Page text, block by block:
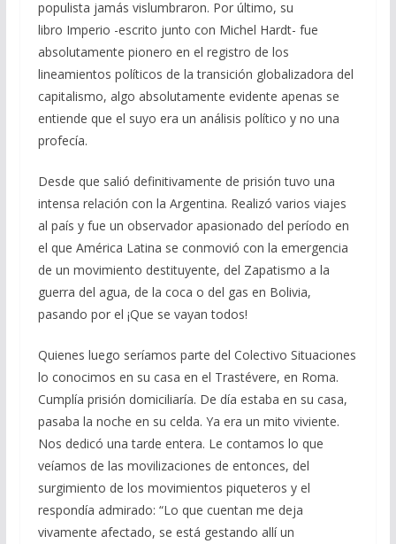
populista jamás vislumbraron. Por último, su
libro Imperio -escrito junto con Michel Hardt- fue
absolutamente pionero en el registro de los
lineamientos políticos de la transición globalizadora del
capitalismo, algo absolutamente evidente apenas se
entiende que el suyo era un análisis político y no una
profecía.
Desde que salió definitivamente de prisión tuvo una
intensa relación con la Argentina. Realizó varios viajes
al país y fue un observador apasionado del período en
el que América Latina se conmovió con la emergencia
de un movimiento destituyente, del Zapatismo a la
guerra del agua, de la coca o del gas en Bolivia,
pasando por el ¡Que se vayan todos!
Quienes luego seríamos parte del Colectivo Situaciones
lo conocimos en su casa en el Trastévere, en Roma.
Cumplía prisión domiciliaría. De día estaba en su casa,
pasaba la noche en su celda. Ya era un mito viviente.
Nos dedicó una tarde entera. Le contamos lo que
veíamos de las movilizaciones de entonces, del
surgimiento de los movimientos piqueteros y el
respondía admirado: “Lo que cuentan me deja
vivamente afectado, se está gestando allí un